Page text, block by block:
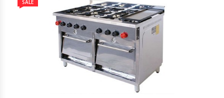
Hornos A Piso Y Pizzeros
Hornos Cocción Acelerada
SALE